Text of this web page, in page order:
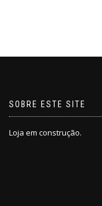
SOBRE ESTE SITE
Loja em construção.